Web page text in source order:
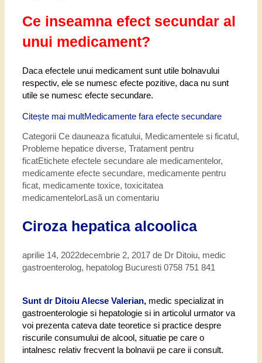
Ce inseamna efect secundar al
unui medicament?
Daca efectele unui medicament sunt utile bolnavului
respectiv, ele se numesc efecte pozitive, daca nu sunt
utile se numesc efecte secundare.
Citește mai multMedicamente fara efecte secundare
Categorii Ce dauneaza ficatului, Medicamentele si ficatul,
Probleme hepatice diverse, Tratament pentru
ficatEtichete efectele secundare ale medicamentelor,
medicamente efecte secundare, medicamente pentru
ficat, medicamente toxice, toxicitatea
medicamentelorLasă un comentariu
Ciroza hepatica alcoolica
aprilie 14, 2022decembrie 2, 2017 de Dr Ditoiu, medic
gastroenterolog, hepatolog Bucuresti 0758 751 841
Sunt dr Ditoiu Alecse Valerian, medic specializat in
gastroenterologie si hepatologie si in articolul urmator va
voi prezenta cateva date teoretice si practice despre
riscurile consumului de alcool, situatie pe care o
intalnesc relativ frecvent la bolnavii pe care ii consult.